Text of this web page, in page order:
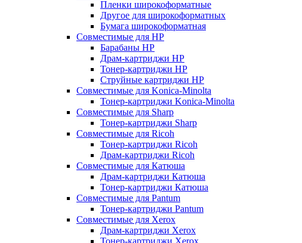
Пленки широкоформатные
Другое для широкоформатных
Бумага широкоформатная
Совместимые для HP
Барабаны HP
Драм-картриджи HP
Тонер-картриджи HP
Струйные картриджи HP
Совместимые для Konica-Minolta
Тонер-картриджи Konica-Minolta
Совместимые для Sharp
Тонер-картриджи Sharp
Совместимые для Ricoh
Тонер-картриджи Ricoh
Драм-картриджи Ricoh
Совместимые для Катюша
Драм-картриджи Катюша
Тонер-картриджи Катюша
Совместимые для Pantum
Тонер-картриджи Pantum
Совместимые для Xerox
Драм-картриджи Xerox
Тонер-картриджи Xerox